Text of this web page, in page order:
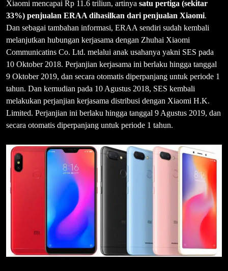
Xiaomi mencapai Rp 11.6 triliun, artinya satu pertiga (sekitar
33%) penjualan ERAA dihasilkan dari penjualan Xiaomi.
Dan sebagai tambahan informasi, ERAA sendiri sudah kembali
melanjutkan hubungan kerjasama dengan Zhuhai Xiaomi
Communicatins Co. Ltd. melalui anak usahanya yakni SES pada
10 Oktober 2018. Perjanjian kerjasama ini berlaku hingga tanggal
9 Oktober 2019, dan secara otomatis diperpanjang untuk periode 1
tahun. Dan kemudian pada 10 Agustus 2018, SES kembali
melakukan perjanjian kerjasama distribusi dengan Xiaomi H.K.
Limited. Perjanjian ini berlaku hingga tanggal 9 Agustus 2019, dan
secara otomatis diperpanjang untuk periode 1 tahun.